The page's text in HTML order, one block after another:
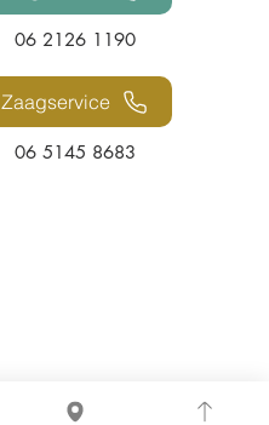
06 2126 1190
Zaagservice
06 5145 8683